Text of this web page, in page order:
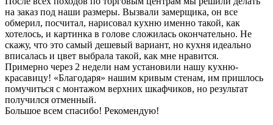
на заказ под наши размеры. Вызвали замерщика, он все
обмерил, посчитал, нарисовал кухню именно такой, как
хотелось, и картинка в голове сложилась окончательно. Не
скажу, что это самый дешевый вариант, но кухня идеально
вписалась и цвет выбрала такой, как мне нравится.
Примерно через 2 недели нам установили нашу кухню-
красавицу! «Благодаря» нашим кривым стенам, им пришлось
помучиться с монтажом верхних шкафчиков, но результат
получился отменный.
Большое всем спасибо! Рекомендую!